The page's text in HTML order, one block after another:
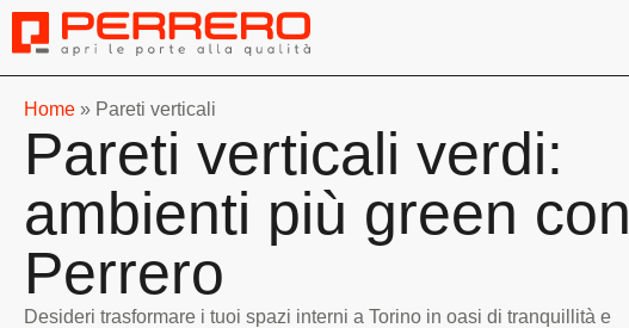
Home » Pareti verticali
Pareti verticali verdi:
ambienti più green con
Perrero
Desideri trasformare i tuoi spazi interni a Torino in oasi di tranquillità e